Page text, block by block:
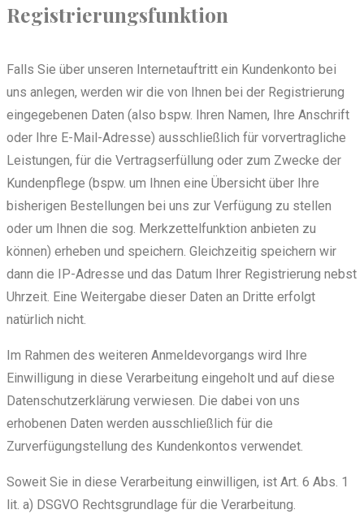
Registrierungsfunktion
Falls Sie über unseren Internetauftritt ein Kundenkonto bei
uns anlegen, werden wir die von Ihnen bei der Registrierung
eingegebenen Daten (also bspw. Ihren Namen, Ihre Anschrift
oder Ihre E-Mail-Adresse) ausschließlich für vorvertragliche
Leistungen, für die Vertragserfüllung oder zum Zwecke der
Kundenpflege (bspw. um Ihnen eine Übersicht über Ihre
bisherigen Bestellungen bei uns zur Verfügung zu stellen
oder um Ihnen die sog. Merkzettelfunktion anbieten zu
können) erheben und speichern. Gleichzeitig speichern wir
dann die IP-Adresse und das Datum Ihrer Registrierung nebst
Uhrzeit. Eine Weitergabe dieser Daten an Dritte erfolgt
natürlich nicht.
Im Rahmen des weiteren Anmeldevorgangs wird Ihre
Einwilligung in diese Verarbeitung eingeholt und auf diese
Datenschutzerklärung verwiesen. Die dabei von uns
erhobenen Daten werden ausschließlich für die
Zurverfügungstellung des Kundenkontos verwendet.
Soweit Sie in diese Verarbeitung einwilligen, ist Art. 6 Abs. 1
lit. a) DSGVO Rechtsgrundlage für die Verarbeitung.